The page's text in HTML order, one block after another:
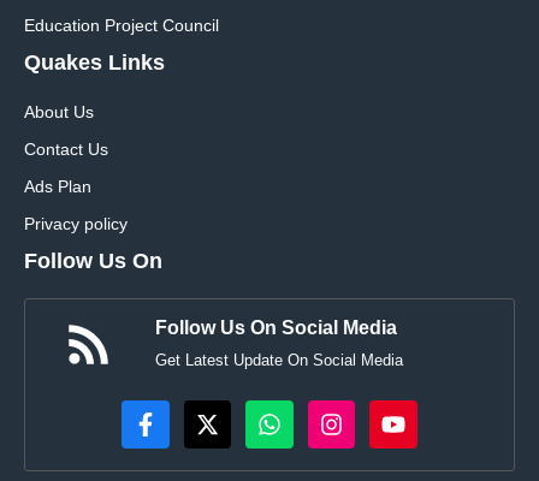
Education Project Council
Quakes Links
About Us
Contact Us
Ads Plan
Privacy policy
Follow Us On
Follow Us On Social Media
Get Latest Update On Social Media